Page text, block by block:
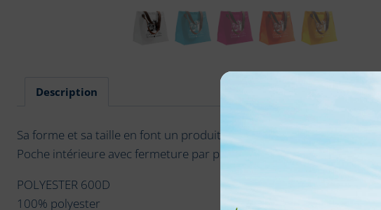
Description
Sa forme et sa taille en font un produit incontournable et qui
Poche intérieure avec fermeture par pression aimantée
POLYESTER 600D
100% polyester